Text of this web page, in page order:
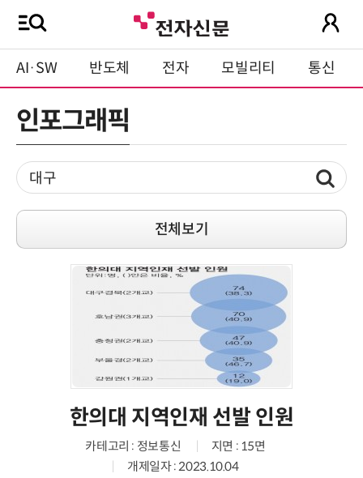
AI·SW 반도체 전자 모빌리티 통신
인포그래픽
전체보기
한의대 지역인재 선발 인원
카테고리 : 정보통신
지면 : 15면
개제일자 : 2023.10.04